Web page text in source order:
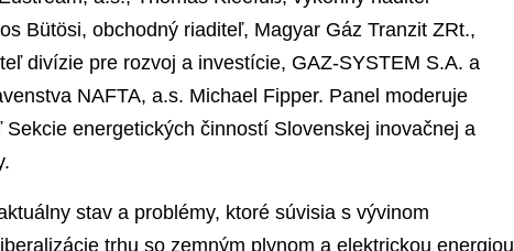
Bütösi, obchodný riaditeľ, Magyar Gáz Tranzit ZRt.,
divízie pre rozvoj a investície, GAZ-SYSTEM S.A. a
NAFTA, a.s. Michael Fipper. Panel moderuje
energetických činností Slovenskej inovačnej a
stav a problémy, ktoré súvisia s vývinom
trhu so zemným plynom a elektrickou energiou